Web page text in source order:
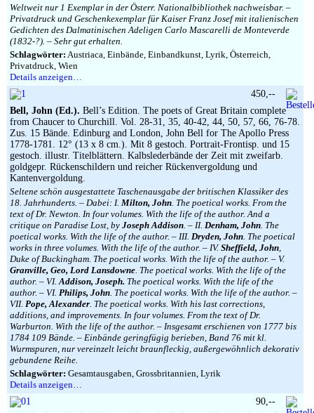
Weltweit nur 1 Exemplar in der Österr. Nationalbibliothek nachweisbar. –
Privatdruck und Geschenkexemplar für Kaiser Franz Josef mit italienischen
Gedichten des Dalmatinischen Adeligen Carlo Mascarelli de Monteverde
(1832-?). – Sehr gut erhalten.
Schlagwörter: Austriaca, Einbände, Einbandkunst, Lyrik, Österreich,
Privatdruck, Wien
Details anzeigen…
Bell, John (Ed.). Bell’s Edition. The poets of Great Britain complete
from Chaucer to Churchill. Vol. 28-31, 35, 40-42, 44, 50, 57, 66, 76-78.
Zus. 15 Bände. Edinburg and London, John Bell for The Apollo Press
1778-1781. 12° (13 x 8 cm.). Mit 8 gestoch. Portrait-Frontisp. und 15
gestoch. illustr. Titelblättern. Kalbslederbände der Zeit mit zweifarb.
goldgepr. Rückenschildern und reicher Rückenvergoldung und
Kantenvergoldung.
Seltene schön ausgestattete Taschenausgabe der britischen Klassiker des
18. Jahrhunderts. – Dabei: I. Milton, John. The poetical works. From the
text of Dr. Newton. In four volumes. With the life of the author. And a
critique on Paradise Lost, by Joseph Addison. – II. Denham, John. The
poetical works. With the life of the author. – III. Dryden, John. The poetical
works in three volumes. With the life of the author. – IV. Sheffield, John,
Duke of Buckingham. The poetical works. With the life of the author. – V.
Granville, Geo, Lord Lansdowne. The poetical works. With the life of the
author. – VI.Addison, Joseph. The poetical works. With the life of the
author. – VI. Philips, John. The poetical works. With the life of the author. –
VII. Pope, Alexander. The poetical works. With his last corrections,
additions, and improvements. In four volumes. From the text of Dr.
Warburton. With the life of the author. – Insgesamt erschienen von 1777 bis
1784 109 Bände. – Einbände geringfügig berieben, Band 76 mit kl.
Wurmspuren, nur vereinzelt leicht braunfleckig, außergewöhnlich dekorativ
gebundene Reihe.
Schlagwörter: Gesamtausgaben, Grossbritannien, Lyrik
Details anzeigen…
450,--
90,--